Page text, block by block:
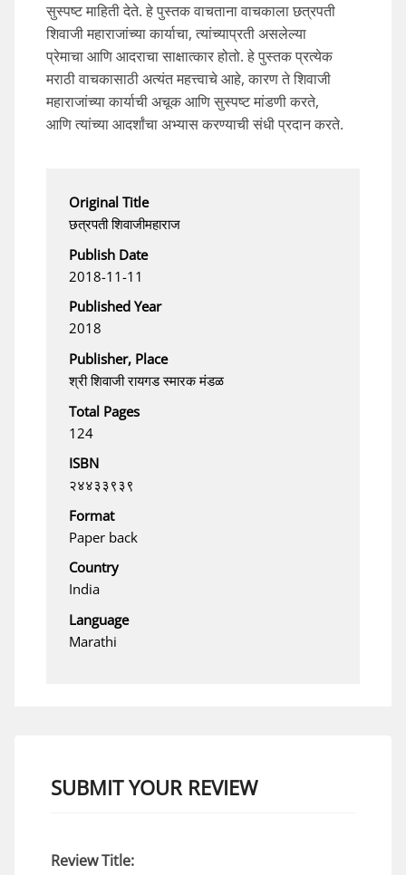
सुस्पष्ट माहिती देते. हे पुस्तक वाचताना वाचकाला छत्रपती
शिवाजी महाराजांच्या कार्याचा, त्यांच्याप्रती असलेल्या
प्रेमाचा आणि आदराचा साक्षात्कार होतो. हे पुस्तक प्रत्येक
मराठी वाचकासाठी अत्यंत महत्त्वाचे आहे, कारण ते शिवाजी
महाराजांच्या कार्याची अचूक आणि सुस्पष्ट मांडणी करते,
आणि त्यांच्या आदर्शांचा अभ्यास करण्याची संधी प्रदान करते.
Original Title
छत्रपती शिवाजीमहाराज
Publish Date
2018-11-11
Published Year
2018
Publisher, Place
श्री शिवाजी रायगड स्मारक मंडळ
Total Pages
124
ISBN
२४४३३९३९
Format
Paper back
Country
India
Language
Marathi
SUBMIT YOUR REVIEW
Review Title: